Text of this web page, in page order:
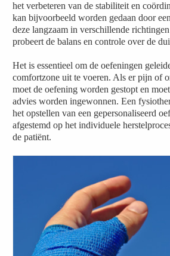
het verbeteren van de stabiliteit en
kan bijvoorbeeld worden gedaan door
deze langzaam in verschillende
probeert de balans en controle over de
Het is essentieel om de oefeningen
comfortzone uit te voeren. Als er pijn of
moet de oefening worden gestopt en
advies worden ingewonnen. Een
het opstellen van een gepersonaliseerd
afgestemd op het individuele
de patiënt.